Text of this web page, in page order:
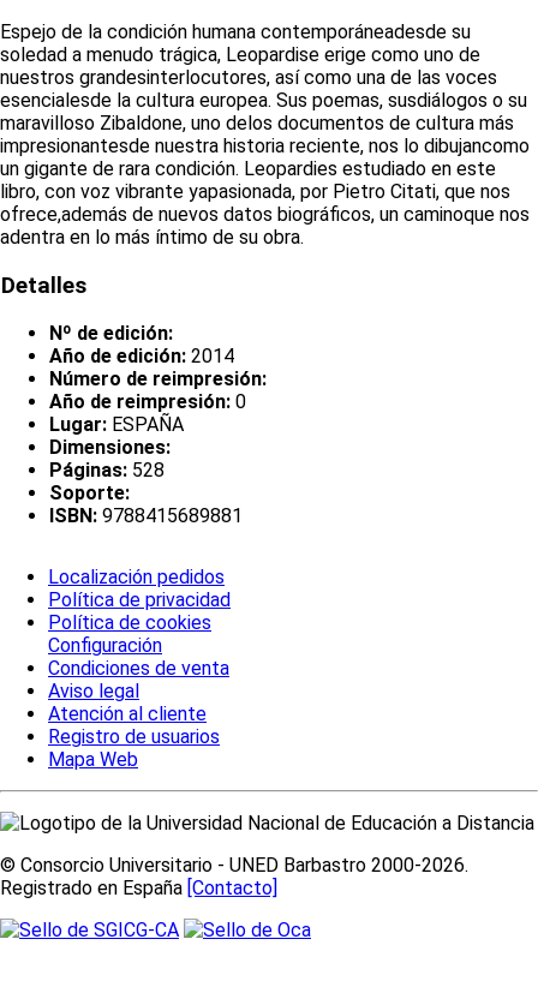
Espejo de la condición humana contemporáneadesde su
soledad a menudo trágica, Leopardise erige como uno de
nuestros grandesinterlocutores, así como una de las voces
esencialesde la cultura europea. Sus poemas, susdiálogos o su
maravilloso Zibaldone, uno delos documentos de cultura más
impresionantesde nuestra historia reciente, nos lo dibujancomo
un gigante de rara condición. Leopardies estudiado en este
libro, con voz vibrante yapasionada, por Pietro Citati, que nos
ofrece,además de nuevos datos biográficos, un caminoque nos
adentra en lo más íntimo de su obra.
Detalles
Nº de edición:
Año de edición: 2014
Número de reimpresión:
Año de reimpresión: 0
Lugar: ESPAÑA
Dimensiones:
Páginas: 528
Soporte:
ISBN: 9788415689881
Localización pedidos
Política de privacidad
Política de cookies
Configuración
Condiciones de venta
Aviso legal
Atención al cliente
Registro de usuarios
Mapa Web
© Consorcio Universitario - UNED Barbastro 2000-2026.
Registrado en España [Contacto]